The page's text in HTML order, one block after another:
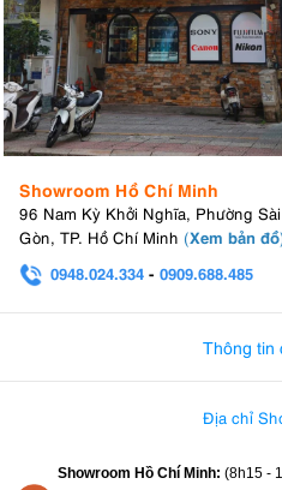
Showroom Hồ Chí Minh
96 Nam Kỳ Khởi Nghĩa, Phường Sài
Gòn, TP. Hồ Chí Minh (Xem bản đồ
0948.024.334 - 0909.688.485
Thông tin
Địa chỉ
Showroom Hồ Chí Minh: (8h15 -